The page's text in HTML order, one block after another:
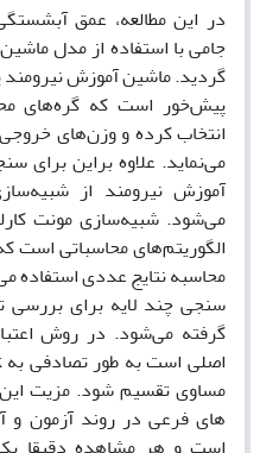
در این مطالعه، عمق
جامی با استفاده از مدل
گردید. ماشین آموزش
پیش‌خور است که گره‌های
انتخاب کرده و وزن‌های
می‌نماید. علاوه براین برای
آموزش نیرومند از
می‌شود. شبیه‌سازی مونت
الگوریتم‌های محاسباتی است
محاسبه نتایج عددی استفاده
سنجی چند لایه برای بررسی
گرفته می‌شود. در روش
مساوی تقسیم شود. مزیت
های فرعی در روند آزمون و